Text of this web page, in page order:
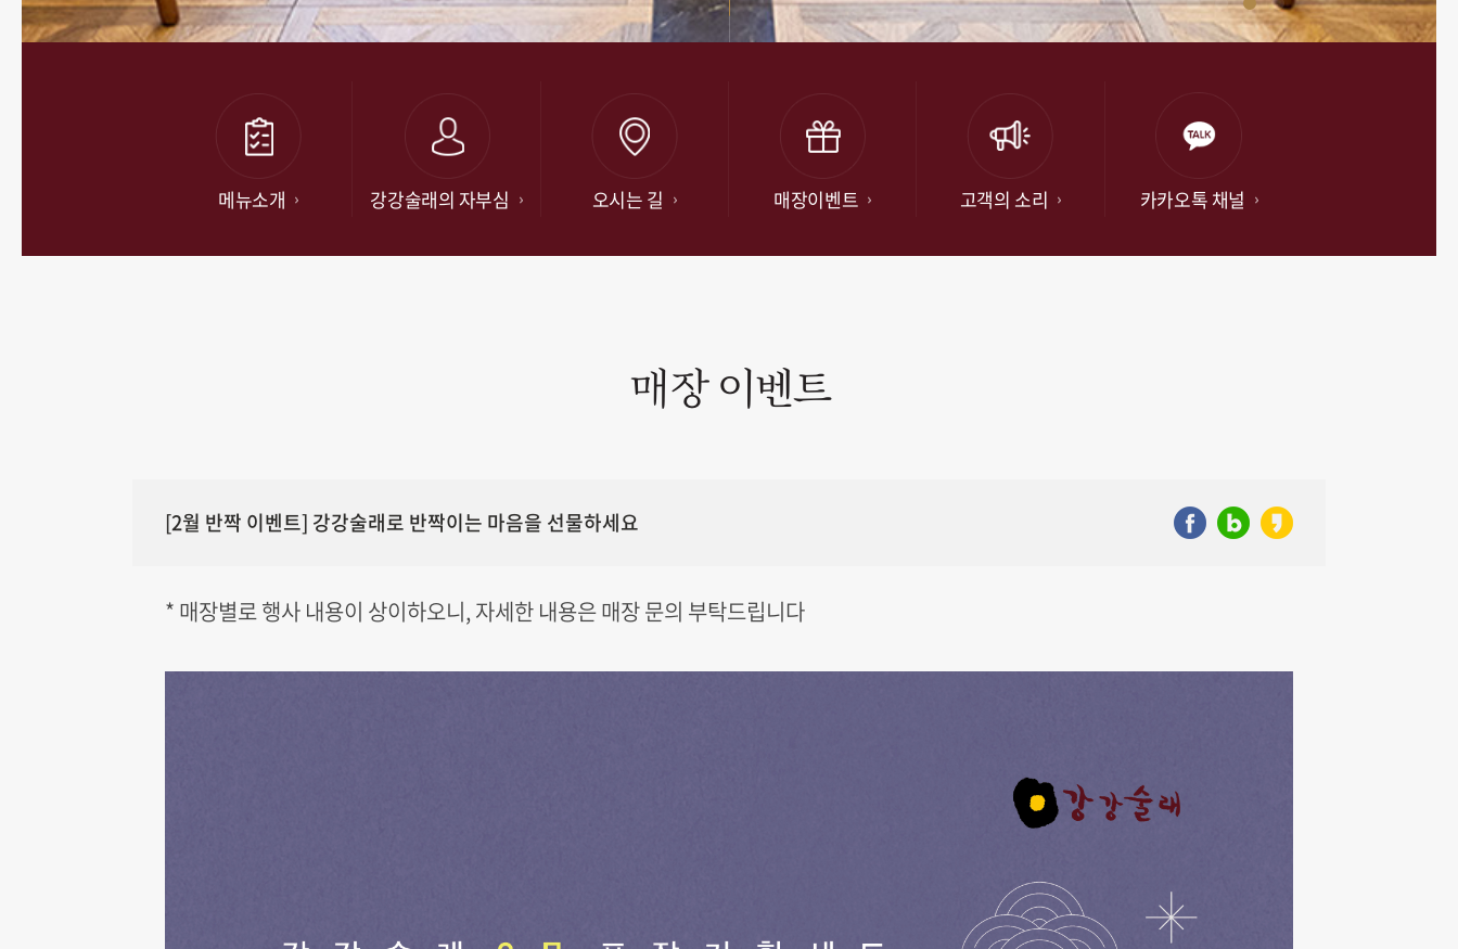
메뉴소개 강강술래의 자부심 오시는 길 매장이벤트 고객의 소리 카카오톡 채널
매장 이벤트
[2월 반짝 이벤트] 강강술래로 반짝이는 마음을 선물하세요
* 매장별로 행사 내용이 상이하오니, 자세한 내용은 매장 문의 부탁드립니다